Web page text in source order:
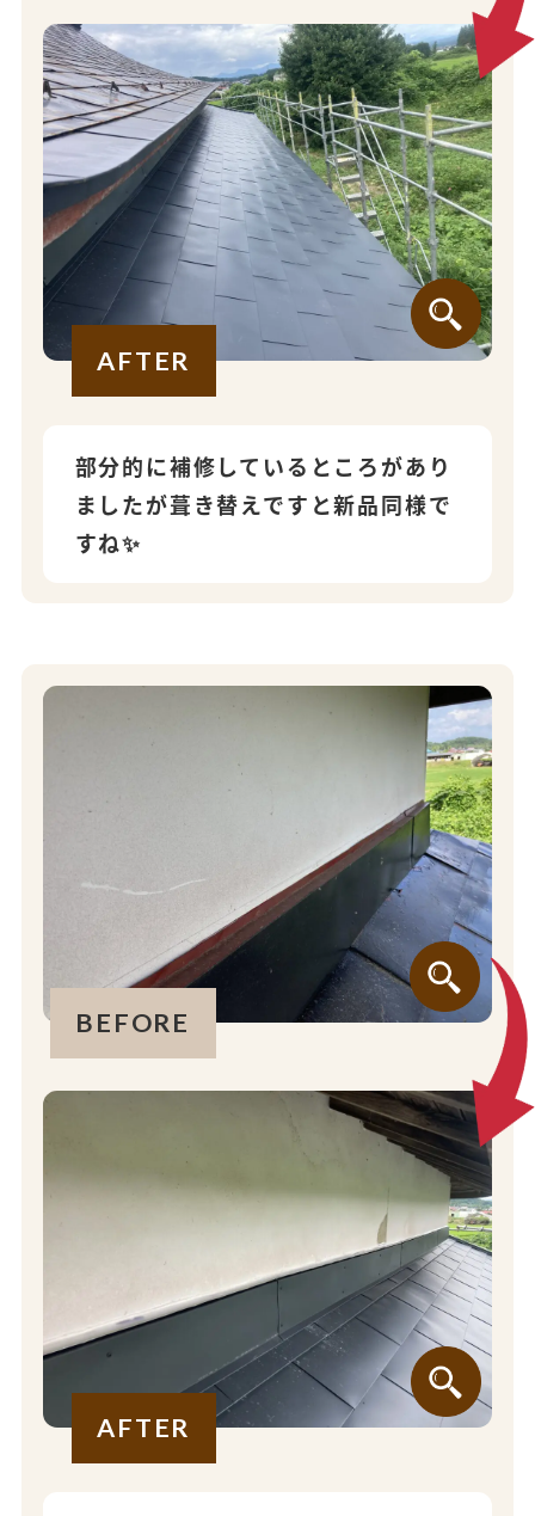
AFTER
部分的に補修しているところがあり
ましたが葺き替えですと新品同様で
すね✨
BEFORE
AFTER